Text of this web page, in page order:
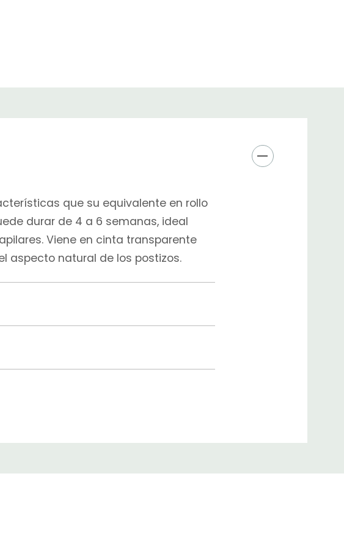
que su equivalente en rollo
durar de 4 a 6 semanas, ideal
Viene en cinta transparente
aspecto natural de los postizos.